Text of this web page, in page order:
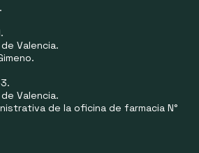
Valencia.
Valencia.
de la oficina de farmacia N°